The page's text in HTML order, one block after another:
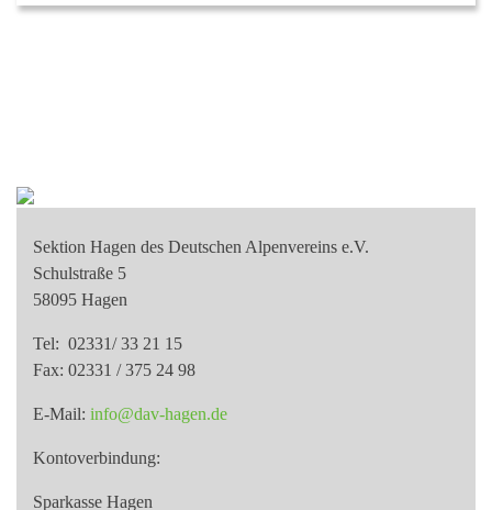
Sektion Hagen des Deutschen Alpenvereins e.V.
Schulstraße 5
58095 Hagen
Tel: 02331/ 33 21 15
Fax: 02331 / 375 24 98
E-Mail: info@dav-hagen.de
Kontoverbindung:
Sparkasse Hagen